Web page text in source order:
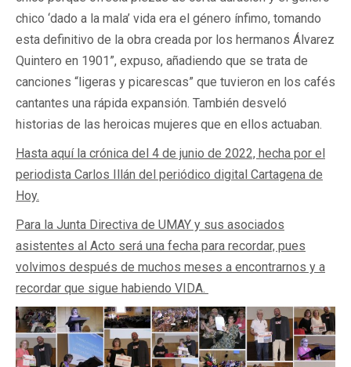
chico ‘dado a la mala’ vida era el género ínfimo, tomando
esta definitivo de la obra creada por los hermanos Álvarez
Quintero en 1901”, expuso, añadiendo que se trata de
canciones “ligeras y picarescas” que tuvieron en los cafés
cantantes una rápida expansión. También desveló
historias de las heroicas mujeres que en ellos actuaban.
Hasta aquí la crónica del 4 de junio de 2022, hecha por el
periodista Carlos Illán del periódico digital Cartagena de
Hoy.
Para la Junta Directiva de UMAY y sus asociados
asistentes al Acto será una fecha para recordar, pues
volvimos después de muchos meses a encontrarnos y a
recordar que sigue habiendo VIDA.